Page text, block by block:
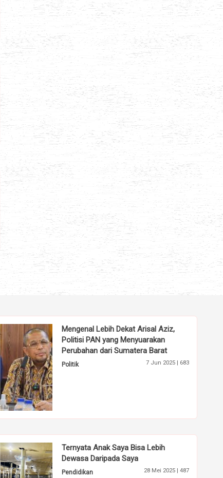
Mengenal Lebih Dekat Arisal Aziz,
Politisi PAN yang Menyuarakan
Perubahan dari Sumatera Barat
Politik 7 Jun 2025 | 683
Ternyata Anak Saya Bisa Lebih
Dewasa Daripada Saya
Pendidikan 28 Mei 2025 | 487